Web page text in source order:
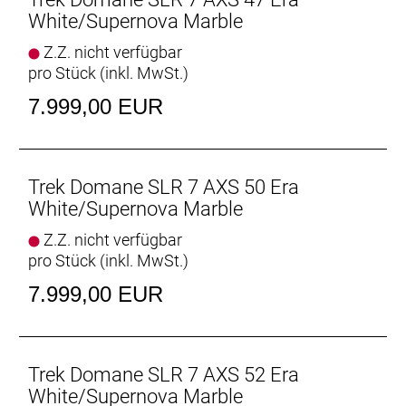
Vielseitige Reifenfreiheit
Ausgestattet ist es mit schnell rollenden 32 mm
breiten Reifen, aber dank der Reifenfreiheit bis 38-
mm-Reifen kannst du von glattem Asphalt bis
leichtem Schotter alles unter die Räder nehmen.
Dank im Unterrohr integriertem Staufach und
Aufnahmepunkten am Oberrohr hast du auf deinen
Ganztagestouren stets genug Stauraum zur
Verfügung.
Raffinierte Integration
Das Domane mit seiner verborgenen
nie dagewesene Integration aus.
White/Supernova Marble
Z.Z. nicht verfügbar
pro Stück (inkl. MwSt.)
7.999,00 EUR
Trek Domane SLR 7 AXS 50 Era
White/Supernova Marble
Z.Z. nicht verfügbar
pro Stück (inkl. MwSt.)
7.999,00 EUR
Trek Domane SLR 7 AXS 52 Era
White/Supernova Marble